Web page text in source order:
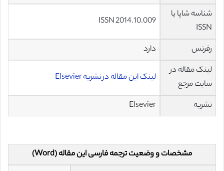
شناسه شاپا یا
ISSN
ISSN 2014.10.009
رفرنس
دارد
لینک مقاله در
سایت مرجع
لینک این مقاله در نشریه Elsevier
نشریه Elsevier
مشخصات و وضعیت ترجمه فارسی این مقاله (Word)